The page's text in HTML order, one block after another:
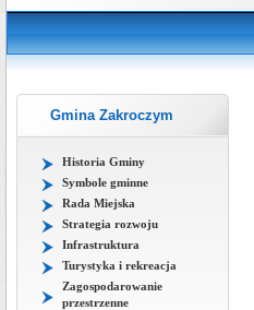
Gmina Zakroczym
Historia Gminy
Symbole gminne
Rada Miejska
Strategia rozwoju
Infrastruktura
Turystyka i rekreacja
Zagospodarowanie
przestrzenne